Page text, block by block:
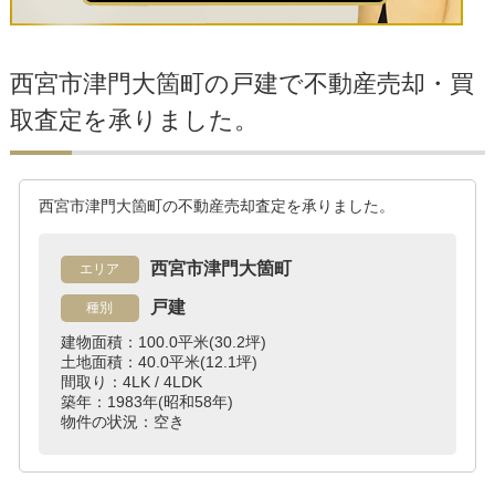
西宮市津門大箇町の戸建で不動産売却・買
取査定を承りました。
西宮市津門大箇町の不動産売却査定を承りました。
エリア 西宮市津門大箇町
種別 戸建
建物面積：100.0平米(30.2坪)
土地面積：40.0平米(12.1坪)
間取り：4LK / 4LDK
築年：1983年(昭和58年)
物件の状況：空き